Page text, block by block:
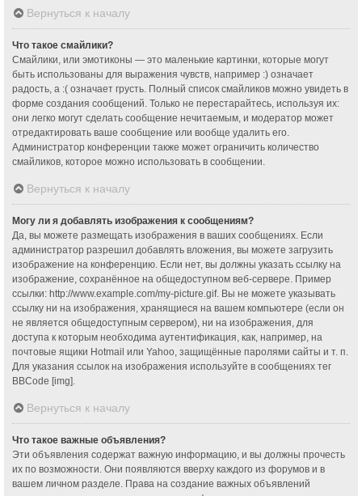
Вернуться к началу
Что такое смайлики?
Смайлики, или эмотиконы — это маленькие картинки, которые могут
быть использованы для выражения чувств, например :) означает
радость, а :( означает грусть. Полный список смайликов можно увидеть в
форме создания сообщений. Только не перестарайтесь, используя их:
они легко могут сделать сообщение нечитаемым, и модератор может
отредактировать ваше сообщение или вообще удалить его.
Администратор конференции также может ограничить количество
смайликов, которое можно использовать в сообщении.
Вернуться к началу
Могу ли я добавлять изображения к сообщениям?
Да, вы можете размещать изображения в ваших сообщениях. Если
администратор разрешил добавлять вложения, вы можете загрузить
изображение на конференцию. Если нет, вы должны указать ссылку на
изображение, сохранённое на общедоступном веб-сервере. Пример
ссылки: http://www.example.com/my-picture.gif. Вы не можете указывать
ссылку ни на изображения, хранящиеся на вашем компьютере (если он
не является общедоступным сервером), ни на изображения, для
доступа к которым необходима аутентификация, как, например, на
почтовые ящики Hotmail или Yahoo, защищённые паролями сайты и т. п.
Для указания ссылок на изображения используйте в сообщениях тег
BBCode [img].
Вернуться к началу
Что такое важные объявления?
Эти объявления содержат важную информацию, и вы должны прочесть
их по возможности. Они появляются вверху каждого из форумов и в
вашем личном разделе. Права на создание важных объявлений